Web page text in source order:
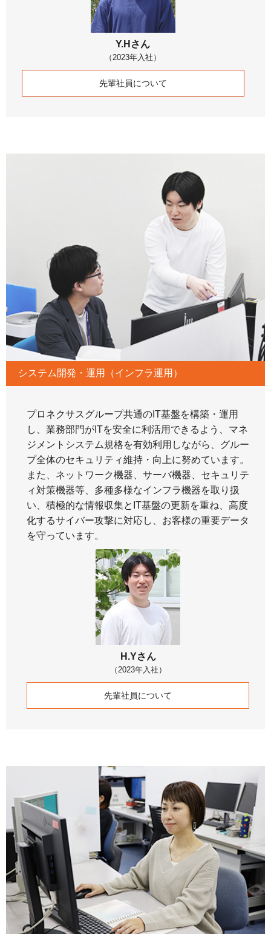
Y.Hさん
（2023年入社）
先輩社員について
システム開発・運用（インフラ運用）
プロネクサスグループ共通のIT基盤を構築・運用
し、業務部門がITを安全に利活用できるよう、マネ
ジメントシステム規格を有効利用しながら、グルー
プ全体のセキュリティ維持・向上に努めています。
また、ネットワーク機器、サーバ機器、セキュリテ
ィ対策機器等、多種多様なインフラ機器を取り扱
い、積極的な情報収集とIT基盤の更新を重ね、高度
化するサイバー攻撃に対応し、お客様の重要データ
を守っています。
H.Yさん
（2023年入社）
先輩社員について